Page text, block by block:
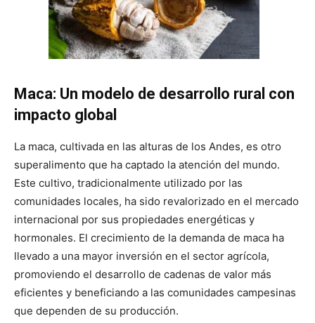
Maca: Un modelo de desarrollo rural con
impacto global
La maca, cultivada en las alturas de los Andes, es otro
superalimento que ha captado la atención del mundo.
Este cultivo, tradicionalmente utilizado por las
comunidades locales, ha sido revalorizado en el mercado
internacional por sus propiedades energéticas y
hormonales. El crecimiento de la demanda de maca ha
llevado a una mayor inversión en el sector agrícola,
promoviendo el desarrollo de cadenas de valor más
eficientes y beneficiando a las comunidades campesinas
que dependen de su producción.